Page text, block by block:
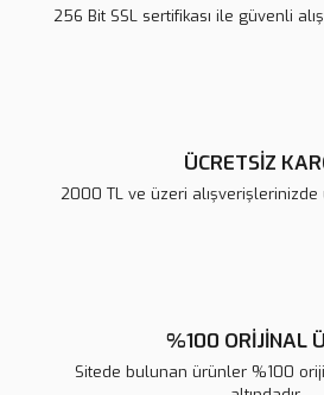
256 Bit SSL sertifikası ile güvenli
ÜCRETSİZ
2000 TL ve üzeri alışverişlerinizde
%100 ORİJİNAL
Sitede bulunan ürünler %100